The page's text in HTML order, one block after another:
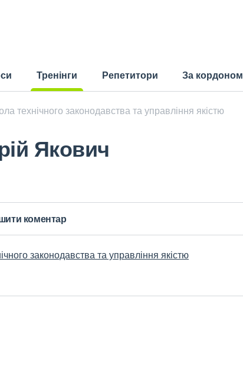
Тренінги
Репетитори За кордоном
технічного законодавства та управління якістю
Якович
коментар
законодавства та управління якістю